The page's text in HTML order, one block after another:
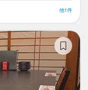
他1件